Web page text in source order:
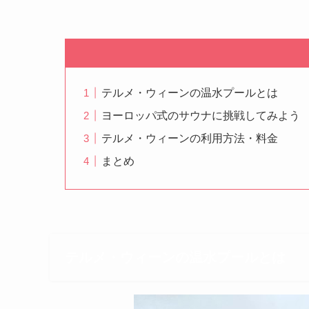
テルメ・ウィーンの温水プールとは
ヨーロッパ式のサウナに挑戦してみよう
テルメ・ウィーンの利用方法・料金
まとめ